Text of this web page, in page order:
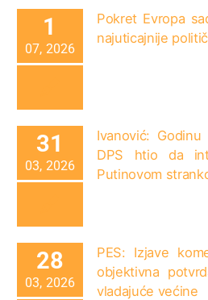
1
07, 2026
Pokret Evropa
najuticajnije
31
03, 2026
Ivanović:
DPS htio da
Putinovom
28
03, 2026
PES: Izjave
objektivna
vladajuće većine